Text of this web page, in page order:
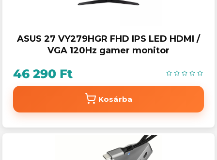
ASUS 27 VY279HGR FHD IPS LED HDMI /
VGA 120Hz gamer monitor
46 290 Ft
Kosárba